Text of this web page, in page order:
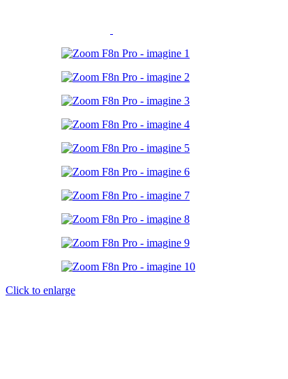
Click to enlarge